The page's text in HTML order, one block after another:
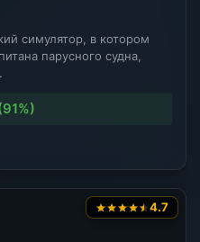
симулятор, в котором
парусного судна,
4.7